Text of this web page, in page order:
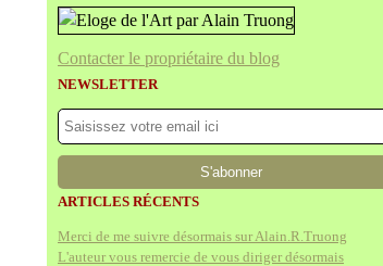
Contacter le propriétaire du blog
NEWSLETTER
ARTICLES RÉCENTS
Merci de me suivre désormais sur Alain.R.Truong
L'auteur vous remercie de vous diriger désormais